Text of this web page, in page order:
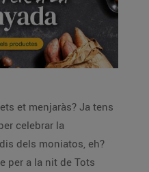
et menjaràs? Ja tens
celebrar la
dels moniatos, eh?
per a la nit de Tots